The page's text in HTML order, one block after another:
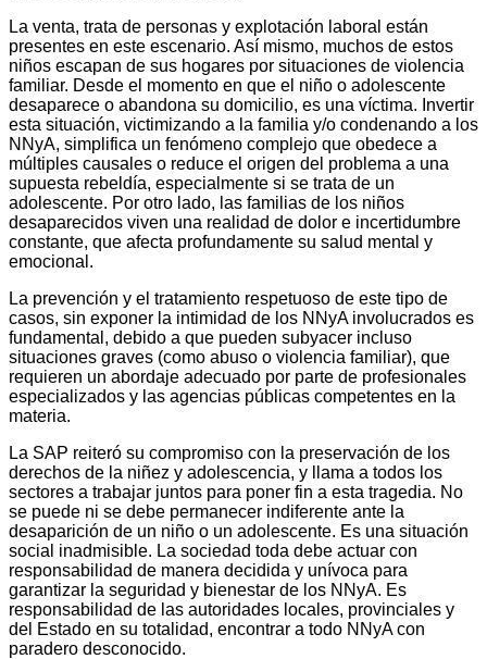
La venta, trata de personas y explotación laboral están
presentes en este escenario. Así mismo, muchos de estos
niños escapan de sus hogares por situaciones de violencia
familiar. Desde el momento en que el niño o adolescente
desaparece o abandona su domicilio, es una víctima. Invertir
esta situación, victimizando a la familia y/o condenando a los
NNyA, simplifica un fenómeno complejo que obedece a
múltiples causales o reduce el origen del problema a una
supuesta rebeldía, especialmente si se trata de un
adolescente. Por otro lado, las familias de los niños
desaparecidos viven una realidad de dolor e incertidumbre
constante, que afecta profundamente su salud mental y
emocional.
La prevención y el tratamiento respetuoso de este tipo de
casos, sin exponer la intimidad de los NNyA involucrados es
fundamental, debido a que pueden subyacer incluso
situaciones graves (como abuso o violencia familiar), que
requieren un abordaje adecuado por parte de profesionales
especializados y las agencias públicas competentes en la
materia.
La SAP reiteró su compromiso con la preservación de los
derechos de la niñez y adolescencia, y llama a todos los
sectores a trabajar juntos para poner fin a esta tragedia. No
se puede ni se debe permanecer indiferente ante la
desaparición de un niño o un adolescente. Es una situación
social inadmisible. La sociedad toda debe actuar con
responsabilidad de manera decidida y unívoca para
garantizar la seguridad y bienestar de los NNyA. Es
responsabilidad de las autoridades locales, provinciales y
del Estado en su totalidad, encontrar a todo NNyA con
paradero desconocido.